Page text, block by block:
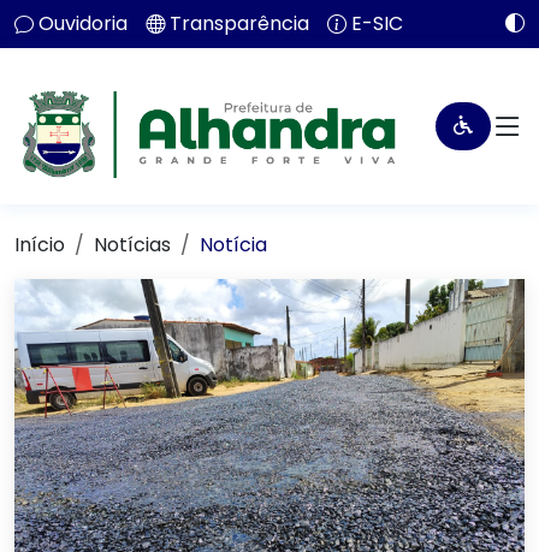
Ouvidoria Transparência E-SIC
Início Notícias Notícia